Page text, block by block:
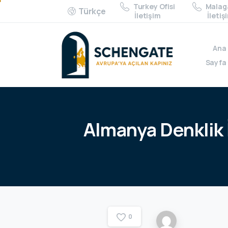
Türkçe
Turkey Ofisi
İletişim
Ana
Sayfa
Almanya Denklik
0